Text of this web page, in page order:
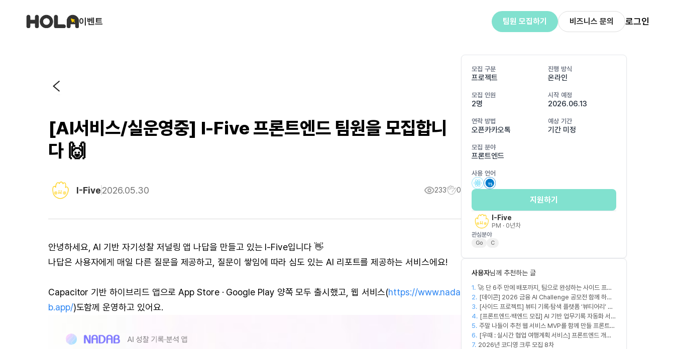
이벤트 팀원 모집하기 비즈니스 문의 로그인
[AI서비스/실운영중] I-Five 프론트엔드 팀원을 모집합니
다 🙌
I-Five2026.05.30 233 0
안녕하세요, AI 기반 자기성찰 저널링 앱 나답을 만들고 있는 I-Five입니다 👋
나답은 사용자에게 매일 다른 질문을 제공하고, 질문이 쌓임에 따라 심도 있는 AI 리포트를 제공하는 서비스에요!
Capacitor 기반 하이브리드 앱으로 App Store · Google Play 양쪽 모두 출시했고, 웹 서비스(https://www.nada
b.app/)도함께 운영하고 있어요.
모집 구분
프로젝트
진행 방식
온라인
모집 인원
2명
시작 예정
2026.06.13
연락 방법
오픈카카오톡
예상 기간
기간 미정
모집 분야
프론트엔드
사용 언어
지원하기
I-Five
PM · 0년차
관심분야
Go C
사용자님께 추천하는 글
1. 🚀 단 6주 만에 배포까지, 팀으로 완성하는 사이드 프로
젝트 [스위프 웹 15기] 🚀
2. [데이콘] 2026 금융 AI Challenge 공모전 함께 하실
프론트엔드, 백엔드, 디자이너 구합니다!
3. [사이드 프로젝트] 뷰티 기록·탐색 플랫폼 ‘뷰티어리’ 디
자이너·프론트엔드·백엔드 팀원을 모집합니다
4. [프론트엔드·백엔드 모집] AI 기반 업무기록 자동화 서비
스 MVP 개발
5. 주말 나들이 추천 웹 서비스 MVP를 함께 만들 프론트엔
드/디자이너 모집합니다
6. [우때 : 실시간 협업 여행계획 서비스] 프론트엔드 개발
자 팀원을 모집합니다
7. 2026년 코디영 크루 모집 8차